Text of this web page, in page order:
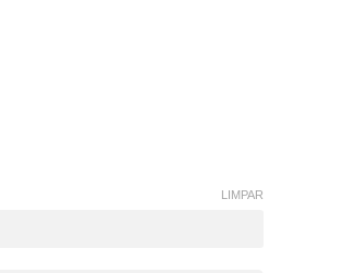
LIMPAR